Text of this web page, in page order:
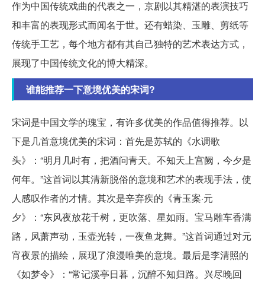
作为中国传统戏曲的代表之一，京剧以其精湛的表演技巧
和丰富的表现形式而闻名于世。还有蜡染、玉雕、剪纸等
传统手工艺，每个地方都有其自己独特的艺术表达方式，
展现了中国传统文化的博大精深。
谁能推荐一下意境优美的宋词?
宋词是中国文学的瑰宝，有许多优美的作品值得推荐。以
下是几首意境优美的宋词：首先是苏轼的《水调歌
头》：“明月几时有，把酒问青天。不知天上宫阙，今夕是
何年。”这首词以其清新脱俗的意境和艺术的表现手法，使
人感叹作者的才情。其次是辛弃疾的《青玉案·元
夕》：“东风夜放花千树，更吹落、星如雨。宝马雕车香满
路，凤萧声动，玉壶光转，一夜鱼龙舞。”这首词通过对元
宵夜景的描绘，展现了浪漫唯美的意境。最后是李清照的
《如梦令》：“常记溪亭日暮，沉醉不知归路。兴尽晚回